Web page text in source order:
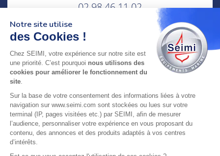
02 98 46 11 02
adresse : 75 Rue Amiral Troude,
29200 Brest FRANCE
LABELLISÉE
Notre site utilise
des Cookies !
Chez SEIMI, votre expérience sur notre site est
une priorité. C’est pourquoi nous utilisons des
cookies pour améliorer le fonctionnement du
site.
Sur la base de votre consentement des informations liées à votre
navigation sur www.seimi.com sont stockées ou lues sur votre
terminal (IP, pages visitées etc.) par SEIMI, afin de mesurer
l’audience, personnaliser votre expérience en vous proposant du
contenu, des annonces et des produits adaptés à vos centres
d’intérêts.